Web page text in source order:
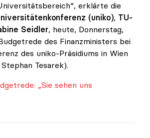
erklärte die
(uniko), TU-
Seidler, heute, Donnerstag,
des Finanzministers bei
des uniko-Präsidiums in Wien
Tesarek).
„Sie sehen uns erleichtert“
„Sie sehen uns